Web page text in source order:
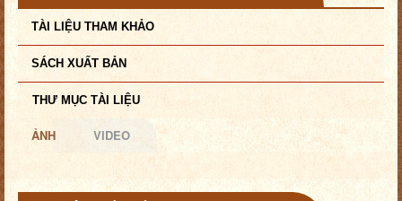
TÀI LIỆU THAM KHẢO
SÁCH XUẤT BẢN
THƯ MỤC TÀI LIỆU
ẢNH VIDEO